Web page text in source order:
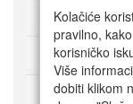
O DVD Zoni
Kako
Korisnički
Kolačiće
pravilno,
korisničko
Više
dobiti klikom